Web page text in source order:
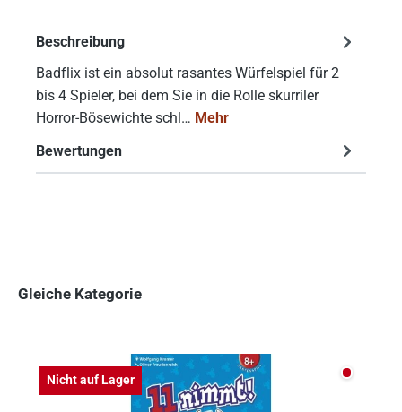
Beschreibung
Badflix ist ein absolut rasantes Würfelspiel für 2
bis 4 Spieler, bei dem Sie in die Rolle skurriler
Horror-Bösewichte schl… Mehr
Bewertungen
Gleiche Kategorie
Nicht auf Lager Nicht